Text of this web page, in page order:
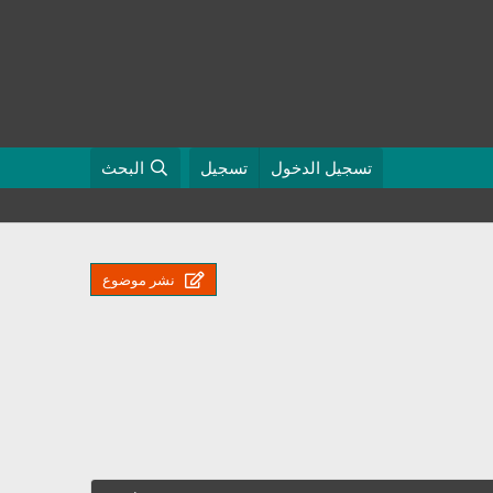
تسجيل الدخول تسجيل البحث
نشر موضوع